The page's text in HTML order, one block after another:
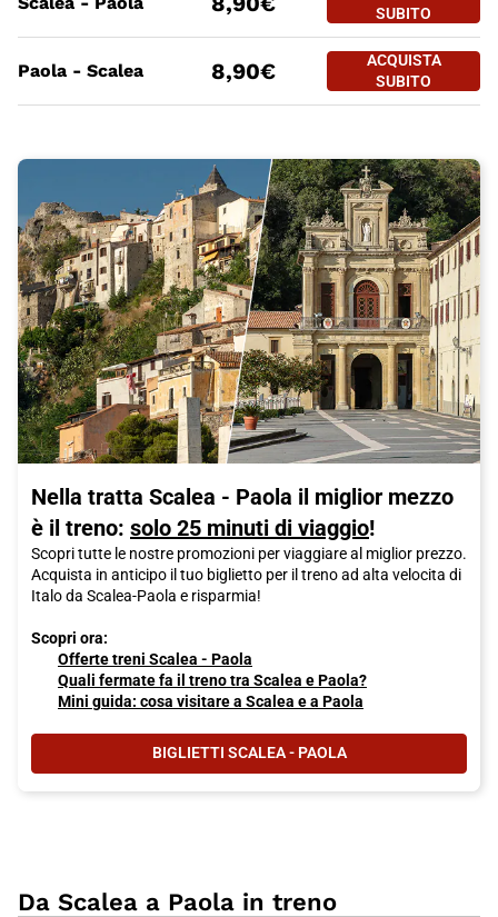
SUBITOSCALEA -
PREZZO BIGLIETTO TRENO
ACQUISTA SUBITO
Paola - Scalea 8,90€
ACQUISTA
SUBITOPAOLA -
Nella tratta Scalea - Paola il miglior mezzo
è il treno: solo 25 minuti di viaggio!
Scopri tutte le nostre promozioni per viaggiare al miglior prezzo.
Acquista in anticipo il tuo biglietto per il treno ad alta velocita di
Italo da Scalea-Paola e risparmia!
Scopri ora:
Offerte treni Scalea - Paola
Quali fermate fa il treno tra Scalea e Paola?
Mini guida: cosa visitare a Scalea e a Paola
BIGLIETTI SCALEA - PAOLA
Da Scalea a Paola in treno